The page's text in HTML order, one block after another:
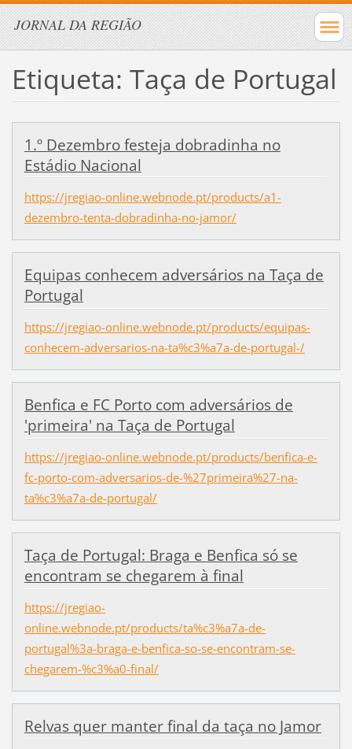
JORNAL DA REGIÃO
Etiqueta: Taça de Portugal
1.º Dezembro festeja dobradinha no
Estádio Nacional
https://jregiao-online.webnode.pt/products/a1-
dezembro-tenta-dobradinha-no-jamor/
Equipas conhecem adversários na Taça de
Portugal
https://jregiao-online.webnode.pt/products/equipas-
conhecem-adversarios-na-ta%c3%a7a-de-portugal-/
Benfica e FC Porto com adversários de
'primeira' na Taça de Portugal
https://jregiao-online.webnode.pt/products/benfica-e-
fc-porto-com-adversarios-de-%27primeira%27-na-
ta%c3%a7a-de-portugal/
Taça de Portugal: Braga e Benfica só se
encontram se chegarem à final
https://jregiao-
online.webnode.pt/products/ta%c3%a7a-de-
portugal%3a-braga-e-benfica-so-se-encontram-se-
chegarem-%c3%a0-final/
Relvas quer manter final da taça no Jamor